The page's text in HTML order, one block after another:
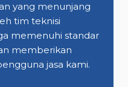
yang menunjang
tim teknisi
memenuhi standar
memberikan
jasa kami.